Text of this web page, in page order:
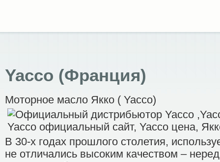
Yacco (Франция)
Моторное масло Якко ( Yacco)
В 30-х годах прошлого столетия,
не отличались высоким качеством –